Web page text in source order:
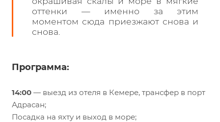
оттенки — именно за этим
моментом сюда приезжают снова и
снова.
Программа:
14:00 — выезд из отеля в Кемере, трансфер в порт
Адрасан;
Посадка на яхту и выход в море;